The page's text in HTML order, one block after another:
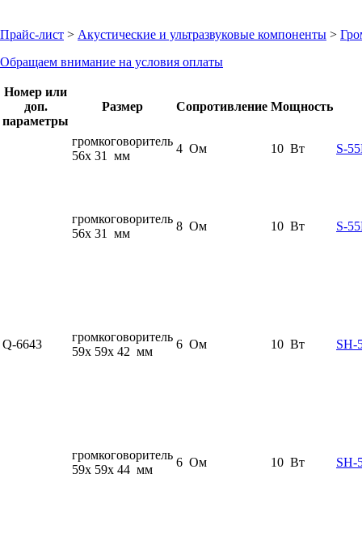
Прайс-лист > Акустические и ультразвуковые компоненты >
Обращаем внимание на условия оплаты
Номер или
доп.
параметры
Размер Сопротивление Мощность
громкоговоритель
56x 31 мм
4 Ом 10 Вт S-
громкоговоритель
56x 31 мм
8 Ом 10 Вт S-
Q-6643
громкоговоритель
59x 59x 42 мм
6 Ом 10 Вт SH-
громкоговоритель
59x 59x 44 мм
6 Ом 10 Вт SH-